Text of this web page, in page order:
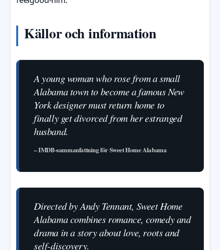
Källor och information
A young woman who rose from a small
Alabama town to become a famous New
York designer must return home to
finally get divorced from her estranged
husband.
– IMDB-sammanfattning för Sweet Home Alabama
Directed by Andy Tennant, Sweet Home
Alabama combines romance, comedy and
drama in a story about love, roots and
self-discovery.